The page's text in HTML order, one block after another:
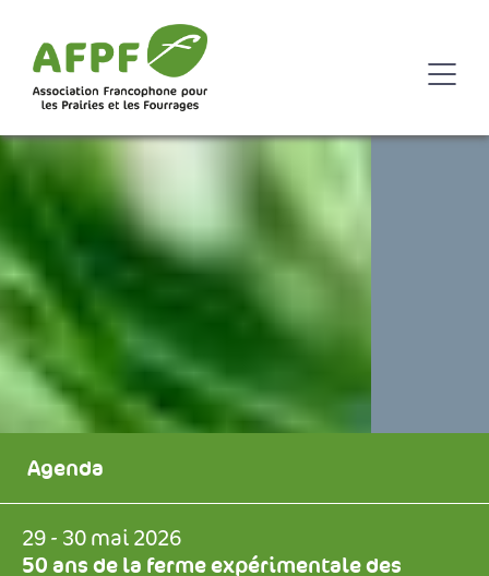
Agenda
29 - 30 mai 2026
50 ans de la ferme expérimentale des